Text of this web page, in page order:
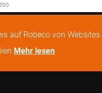
auf Robeco von
Mehr lesen